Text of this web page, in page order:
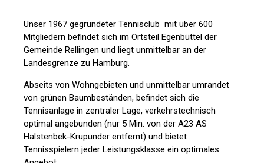
Unser 1967 gegründeter Tennisclub mit über 600
Mitgliedern befindet sich im Ortsteil Egenbüttel der
Gemeinde Rellingen und liegt unmittelbar an der
Landesgrenze zu Hamburg.
Abseits von Wohngebieten und unmittelbar umrandet
von grünen Baumbeständen, befindet sich die
Tennisanlage in zentraler Lage, verkehrstechnisch
optimal angebunden (nur 5 Min. von der A23 AS
Halstenbek-Krupunder entfernt) und bietet
Tennisspielern jeder Leistungsklasse ein optimales